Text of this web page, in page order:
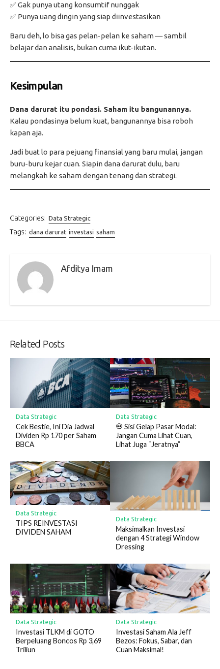
✅ Gak punya utang konsumtif nunggak
✅ Punya uang dingin yang siap diinvestasikan
Baru deh, lo bisa gas pelan-pelan ke saham — sambil
belajar dan analisis, bukan cuma ikut-ikutan.
Kesimpulan
Dana darurat itu pondasi. Saham itu bangunannya.
Kalau pondasinya belum kuat, bangunannya bisa roboh
kapan aja.
Jadi buat lo para pejuang finansial yang baru mulai, jangan
buru-buru kejar cuan. Siapin dana darurat dulu, baru
melangkah ke saham dengan tenang dan strategi.
Categories: Data Strategic
Tags: dana darurat investasi saham
Afditya Imam
Related Posts
Data Strategic
Cek Bestie, Ini Dia Jadwal
Dividen Rp 170 per Saham
BBCA
Data Strategic
💀 Sisi Gelap Pasar Modal:
Jangan Cuma Lihat Cuan,
Lihat Juga “Jeratnya”
Data Strategic
TIPS REINVESTASI
DIVIDEN SAHAM
Data Strategic
Maksimalkan Investasi
dengan 4 Strategi Window
Dressing
Data Strategic
Investasi TLKM di GOTO
Berpeluang Boncos Rp 3,69
Triliun
Data Strategic
Investasi Saham Ala Jeff
Bezos: Fokus, Sabar, dan
Cuan Maksimal!